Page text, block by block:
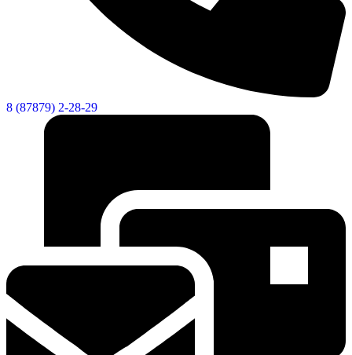
"Минги Тау"
Виртуальная
Культурный
8 (87879) 2-28-29